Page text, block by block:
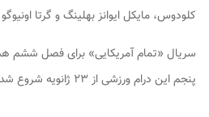
کلودوس، مایکل ایوانز بهلینگ و گرتا
سریال «تمام آمریکایی» برای فصل
پنجم این درام ورزشی از ۲۳ ژانویه شروع شد.